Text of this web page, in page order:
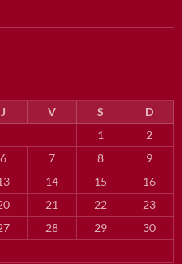
J V S
D
1
2
6 7 8
9
14 15
16
21 22
23
28 29
30